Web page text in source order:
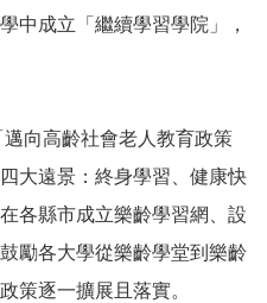
中成立「繼續學習學院」，
向高齡社會老人教育政策
大遠景：終身學習、健康快
各縣市成立樂齡學習網、設
勵各大學從樂齡學堂到樂齡
策逐一擴展且落實。